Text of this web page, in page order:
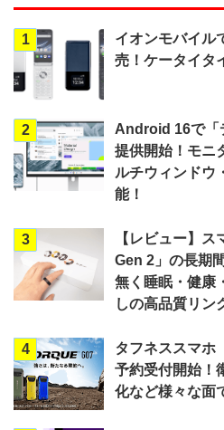
1
イオンモバイル
売！ケータイタ
2
Android 16で「
提供開始！モニ
ルチウィンドウ
能！
3
【レビュー】
Gen 2」の長期
無く睡眠・健康
しの高品質リン
4
タフネススマホ
予約受付開始！
化など様々な面